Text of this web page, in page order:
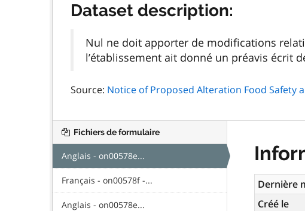
Dataset description:
Nul ne doit apporter de modifications
l’établissement ait donné un préavis écrit
Source: Notice of Proposed Alteration Food Safety
Fichiers de formulaire
Anglais - on00578e...
Français - on00578f -...
Anglais - on00578e...
Dernière
Créé le